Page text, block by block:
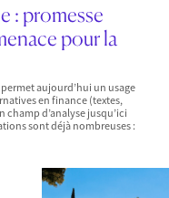
: promesse
pour la
aujourd’hui un usage
en finance (textes,
champ d’analyse jusqu’ici
sont déjà nombreuses :